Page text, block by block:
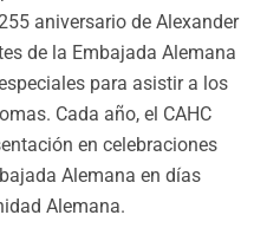
aniversario de Alexander
de la Embajada Alemana
para asistir a los
Cada año, el CAHC
en celebraciones
Alemana en días
Alemana.